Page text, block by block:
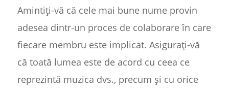
Amintiți-vă că cele mai bune nume provin
adesea dintr-un proces de colaborare în care
fiecare membru este implicat. Asigurați-vă
că toată lumea este de acord cu ceea ce
reprezintă muzica dvs., precum și cu orice